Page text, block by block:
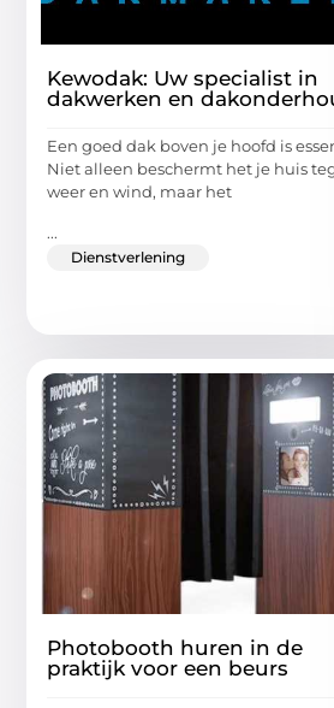
Kewodak: Uw specialist in
dakwerken en
Een goed dak boven je hoofd is
Niet alleen beschermt het je huis
weer en wind, maar het
...
Dienstverlening
Photobooth huren in de
praktijk voor een beurs